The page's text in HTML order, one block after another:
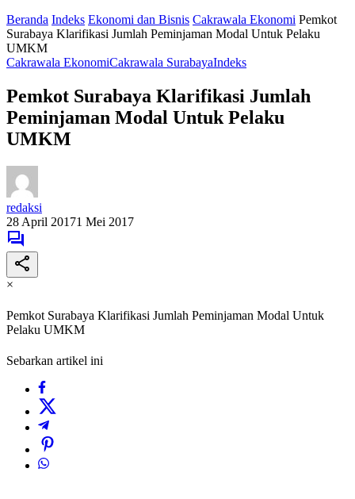
Beranda Indeks Ekonomi dan Bisnis Cakrawala Ekonomi Pemkot
Surabaya Klarifikasi Jumlah Peminjaman Modal Untuk Pelaku
UMKM
Cakrawala EkonomiCakrawala SurabayaIndeks
Pemkot Surabaya Klarifikasi Jumlah
Peminjaman Modal Untuk Pelaku
UMKM
redaksi
28 April 20171 Mei 2017
×
Pemkot Surabaya Klarifikasi Jumlah Peminjaman Modal Untuk
Pelaku UMKM
Sebarkan artikel ini